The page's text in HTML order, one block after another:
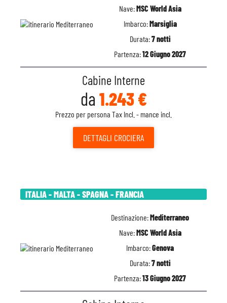
Nave:MSC World Asia
Imbarco:Marsiglia
Durata:7 notti
Partenza:12 Giugno 2027
Cabine Interne
da 1.243 €
Prezzo per persona Tax Incl. - mance incl.
DETTAGLI CROCIERA
ITALIA - MALTA - SPAGNA - FRANCIA
Destinazione:Mediterraneo
Nave:MSC World Asia
Imbarco:Genova
Durata:7 notti
Partenza:13 Giugno 2027